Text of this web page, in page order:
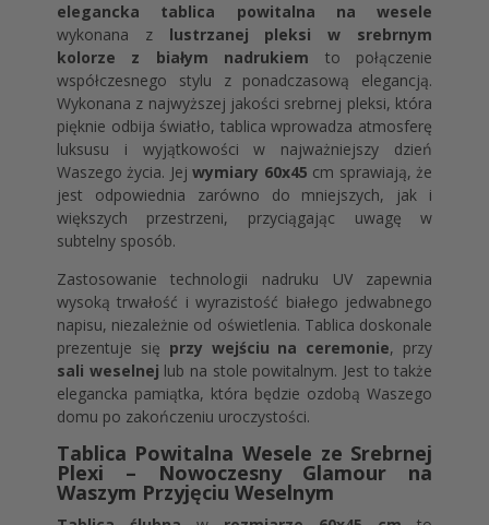
elegancka tablica powitalna na wesele
wykonana z lustrzanej pleksi w srebrnym
kolorze z białym nadrukiem to połączenie
współczesnego stylu z ponadczasową elegancją.
Wykonana z najwyższej jakości srebrnej pleksi, która
pięknie odbija światło, tablica wprowadza atmosferę
luksusu i wyjątkowości w najważniejszy dzień
Waszego życia. Jejwymiary 60x45 cm sprawiają, że
jest odpowiednia zarówno do mniejszych, jak i
większych przestrzeni, przyciągając uwagę w
subtelny sposób.
Zastosowanie technologii nadruku UV zapewnia
wysoką trwałość i wyrazistość białego jedwabnego
napisu, niezależnie od oświetlenia. Tablica doskonale
prezentuje się przy wejściu na ceremonie, przy
sali weselnej lub na stole powitalnym. Jest to także
elegancka pamiątka, która będzie ozdobą Waszego
domu po zakończeniu uroczystości.
Tablica Powitalna Wesele ze Srebrnej
Plexi – Nowoczesny Glamour na
Waszym Przyjęciu Weselnym